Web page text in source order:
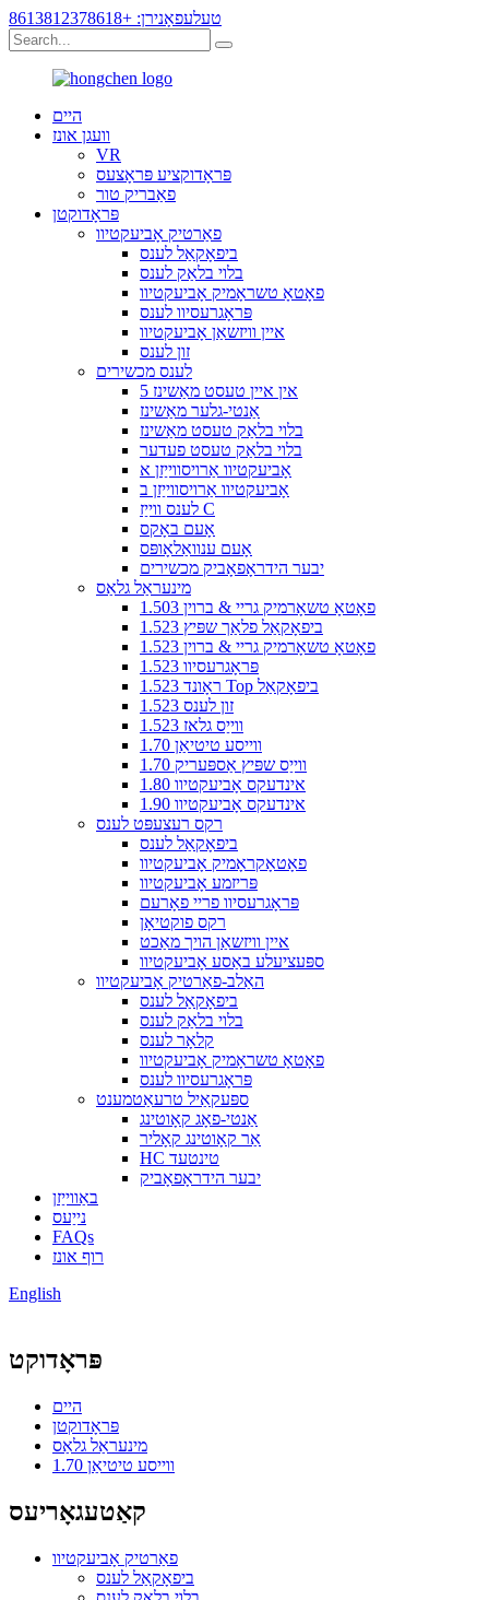
טעלעפאָנירן: +8613812378618
היים
וועגן אונז
VR
פּראָדוקציע פּראָצעס
פאַבריק טור
פּראָדוקטן
פאַרטיק אָביעקטיוו
ביפאָקאַל לענס
בלוי בלאַק לענס
פאָטאָ טשראָמיק אָביעקטיוו
פּראָגרעסיוו לענס
איין וויזשאַן אָביעקטיוו
זון לענס
לענס מכשירים
5 אין איין טעסט מאַשינז
אַנטי-גלער מאַשינז
בלוי בלאַק טעסט מאַשינז
בלוי בלאַק טעסט פעדער
אָביעקטיוו אַרויסווייַזן א
אָביעקטיוו אַרויסווייַזן ב
לענס ווייַז C
אָעם באָקס
אָעם ענוואַלאָופּס
יבער הידראָפאָביק מכשירים
מינעראַל גלאַס
1.503 פאָטאָ טשאָרמיק גריי & ברוין
1.523 ביפאָקאַל פלאַך שפּיץ
1.523 פאָטאָ טשאָרמיק גריי & ברוין
1.523 פּראָגרעסיוו
1.523 ראָונד Top ביפאָקאַל
1.523 זון לענס
1.523 ווייַס גלאז
1.70 ווייסע טיטיאַן
1.70 ווייַס שפּיץ אַספּעריק
1.80 אינדעקס אָביעקטיוו
1.90 אינדעקס אָביעקטיוו
רקס רעצעפּט לענס
ביפאָקאַל לענס
פאָטאָקראָמיק אָביעקטיוו
פּריזמע אָביעקטיוו
פּראָגרעסיוו פריי פאָרעם
רקס פוקטיאָן
איין וויזשאַן הויך מאַכט
ספּעציעלע באַסע אָביעקטיוו
האַלב-פאַרטיק אָביעקטיוו
ביפאָקאַל לענס
בלוי בלאַק לענס
קלאָר לענס
פאָטאָ טשראָמיק אָביעקטיוו
פּראָגרעסיוו לענס
ספּעקאַיל טרעאַטמענט
אַנטי-פאָג קאָוטינג
אַר קאָוטינג קאָליר
HC טינטעד
יבער הידראָפאָביק
באַווייַזן
נייַעס
FAQs
רוף אונז
English
פּראָדוקט
היים
פּראָדוקטן
מינעראַל גלאַס
1.70 ווייסע טיטיאַן
קאַטעגאָריעס
פאַרטיק אָביעקטיוו
ביפאָקאַל לענס